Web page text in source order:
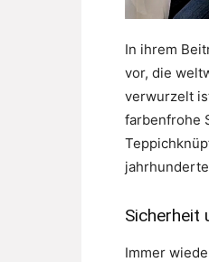
In ihrem
vor, die
verwurzelt
farbenfrohe
Sicherheit
Immer